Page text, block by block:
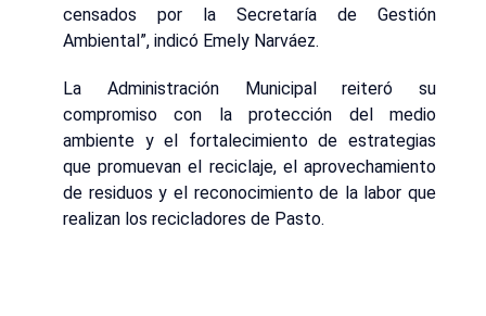
censados por la Secretaría de Gestión
Ambiental”, indicó Emely Narváez.
La Administración Municipal reiteró su
compromiso con la protección del medio
ambiente y el fortalecimiento de estrategias
que promuevan el reciclaje, el aprovechamiento
de residuos y el reconocimiento de la labor que
realizan los recicladores de Pasto.